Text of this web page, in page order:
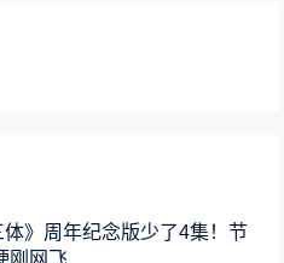
体》周年纪念版少了4集！节
刚网飞